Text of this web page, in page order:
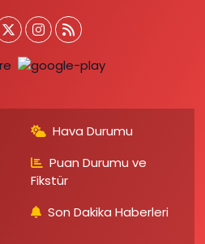
Hava Durumu
Puan Durumu ve
Fikstür
Son Dakika Haberleri